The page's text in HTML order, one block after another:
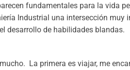
fundamentales para la vida
Industrial una intersección muy
desarrollo de habilidades blandas.
La primera es viajar, me